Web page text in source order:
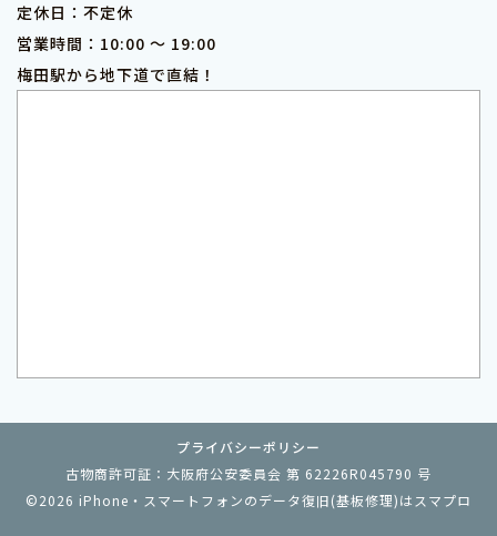
定休日：不定休
営業時間：10:00 ～ 19:00
梅田駅から地下道で直結！
プライバシーポリシー
古物商許可証：大阪府公安委員会 第 62226R045790 号
©2026 iPhone・スマートフォンのデータ復旧(基板修理)はスマプロ